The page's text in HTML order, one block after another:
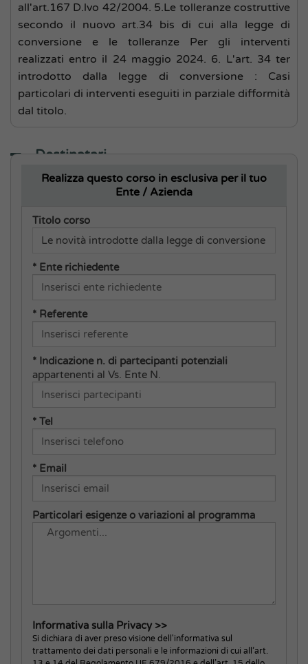
all'art.167 D.lvo 42/2004. 5.Le tolleranze costruttive
secondo il nuovo art.34 bis di cui alla legge di
conversione e le tolleranze Per gli interventi
realizzati entro il 24 maggio 2024. 6. L'art. 34 ter
introdotto dalla legge di conversione : Casi
particolari di interventi eseguiti in parziale difformità
dal titolo.
Destinatari
Responsabili e addetti ufficio tecnico, edilizia e
tecnici Liberi professionisti
Codice Corso: 2026C094
Realizza questo corso in esclusiva per il tuo
Ente / Azienda
Titolo corso
* Ente richiedente
* Referente
* Indicazione n. di partecipanti potenziali
appartenenti al Vs. Ente N.
* Tel
* Email
Particolari esigenze o variazioni al programma
Informativa sulla Privacy >>
Si dichiara di aver preso visione dell'informativa sul
trattamento dei dati personali e le informazioni di cui all’art.